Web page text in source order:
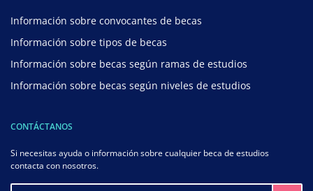
Información sobre convocantes de becas
Información sobre tipos de becas
Información sobre becas según ramas de estudios
Información sobre becas según niveles de estudios
CONTÁCTANOS
Si necesitas ayuda o información sobre cualquier beca de estudios
contacta con nosotros.